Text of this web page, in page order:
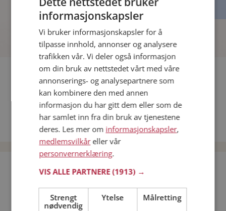
Fler single
Date menn i Norge
Date kvinner i Norge
Bli medlem gratis!
Jeg er en: Mann Kvinne
informasjonskapsler
Vi bruker informasjonskapsler for å
tilpasse innhold, annonser og analysere
trafikken vår. Vi deler også informasjon
om din bruk av nettstedet vårt med våre
annonserings- og analysepartnere som
kan kombinere den med annen
informasjon du har gitt dem eller som de
har samlet inn fra din bruk av tjenestene
deres. Les mer om informasjonskapsler,
medlemsvilkåreller vår
personvernerklæring.
VIS ALLE PARTNERE(1913) →
Strengt
nødvendig
Ytelse Målretting